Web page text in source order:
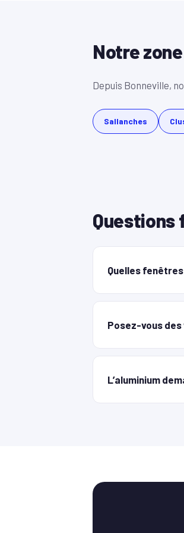
Notre
Depuis Bonneville,
Sallanches
Questions
Quelles
Posez-vous des
L’aluminium